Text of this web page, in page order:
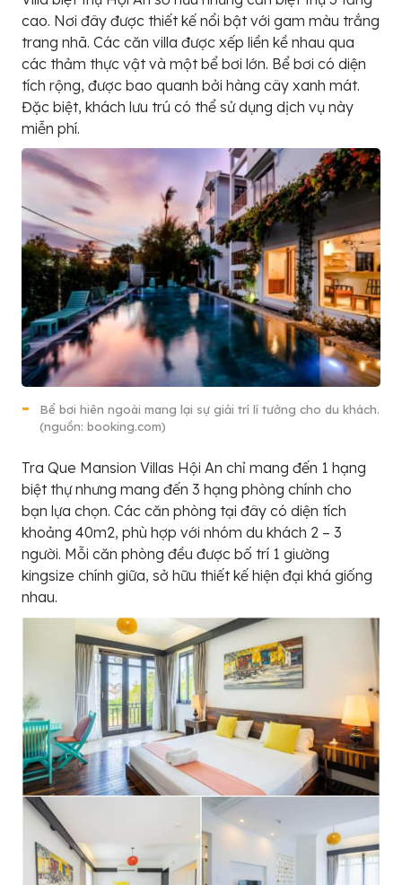
cao. Nơi đây được thiết kế nổi bật với gam màu trắng
trang nhã. Các căn villa được xếp liền kề nhau qua
các thảm thực vật và một bể bơi lớn. Bể bơi có diện
tích rộng, được bao quanh bởi hàng cây xanh mát.
Đặc biệt, khách lưu trú có thể sử dụng dịch vụ này
miễn phí.
Bể bơi hiên ngoài mang lại sự giải trí lí tưởng cho du khách.
(nguồn: booking.com)
Tra Que Mansion Villas Hội An chỉ mang đến 1 hạng
biệt thự nhưng mang đến 3 hạng phòng chính cho
bạn lựa chọn. Các căn phòng tại đây có diện tích
khoảng 40m2, phù hợp với nhóm du khách 2 – 3
người. Mỗi căn phòng đều được bố trí 1 giường
kingsize chính giữa, sở hữu thiết kế hiện đại khá giống
nhau.